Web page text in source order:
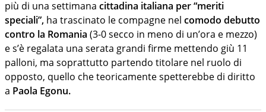
più di una settimana cittadina italiana per “meriti
speciali”, ha trascinato le compagne nel comodo debutto
contro la Romania (3-0 secco in meno di un’ora e mezzo)
e s’è regalata una serata grandi firme mettendo giù 11
palloni, ma soprattutto partendo titolare nel ruolo di
opposto, quello che teoricamente spetterebbe di diritto
a Paola Egonu.